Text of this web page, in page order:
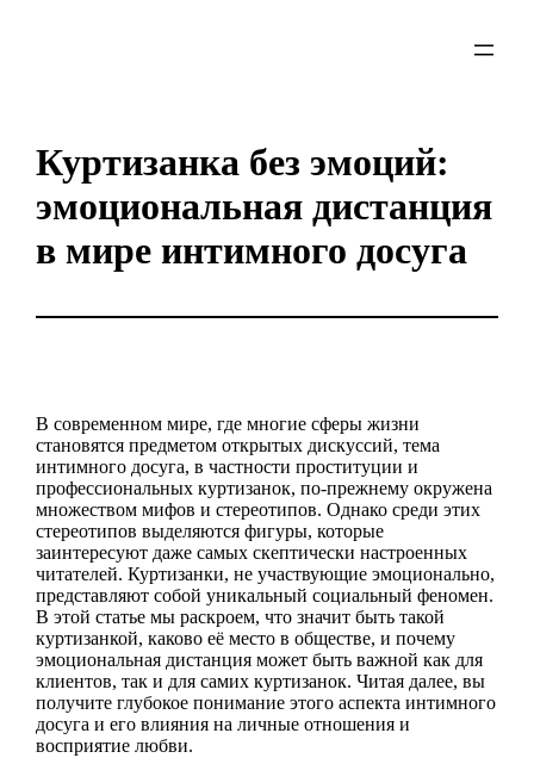
Куртизанка без эмоций:
эмоциональная дистанция
в мире интимного досуга
В современном мире, где многие сферы жизни
становятся предметом открытых дискуссий, тема
интимного досуга, в частности проституции и
профессиональных куртизанок, по-прежнему окружена
множеством мифов и стереотипов. Однако среди этих
стереотипов выделяются фигуры, которые
заинтересуют даже самых скептически настроенных
читателей. Куртизанки, не участвующие эмоционально,
представляют собой уникальный социальный феномен.
В этой статье мы раскроем, что значит быть такой
куртизанкой, каково её место в обществе, и почему
эмоциональная дистанция может быть важной как для
клиентов, так и для самих куртизанок. Читая далее, вы
получите глубокое понимание этого аспекта интимного
досуга и его влияния на личные отношения и
восприятие любви.